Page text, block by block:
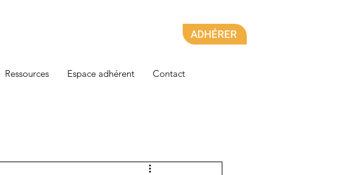
ADHÉRER
Ressources Espace adhérent Contact